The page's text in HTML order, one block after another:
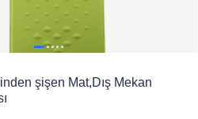
şişen Mat,Dış Mekan